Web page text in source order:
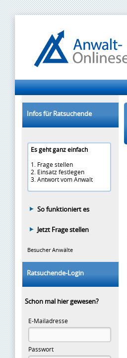
Infos für Ratsuchende
Es geht ganz einfach
1. Frage stellen
2. Einsatz festlegen
3. Antwort vom Anwalt
So funktioniert es
Jetzt Frage stellen
Besucher Anwälte
Ratsuchende-Login
Schon mal hier gewesen?
E-Mailadresse
Passwort